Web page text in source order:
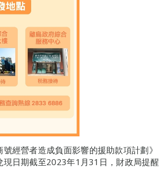
經營者造成負面影響的援助款項計劃》
日期截至2023年1月31日，財政局提醒